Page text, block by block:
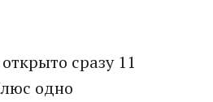
сразу 11
одно